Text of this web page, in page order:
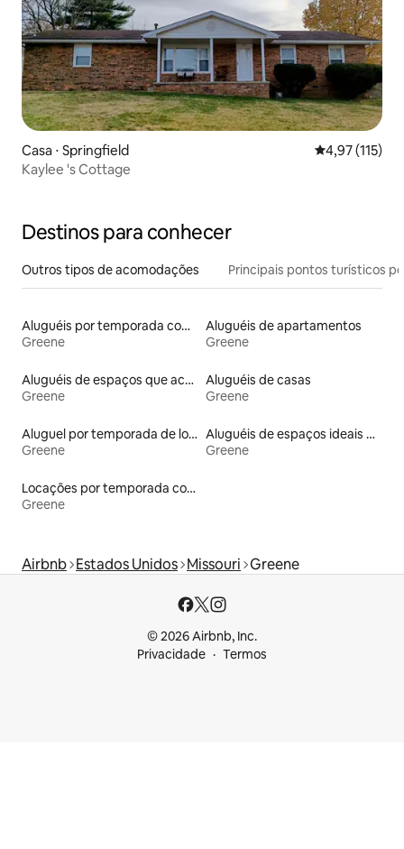
Casa ⋅ Springfield 4,97 de uma
4,97 (115)
Kaylee 's Cottage
Destinos para conhecer
Outros tipos de acomodações Principais pontos turísticos
Aluguéis por temporada com banheira de hidromassagem
Greene
Aluguéis de apartamentos
Greene
Aluguéis de espaços que aceitam animais de estimação
Greene
Aluguéis de casas
Greene
Aluguel por temporada de lofts
Greene
Aluguéis de espaços ideais para famílias
Greene
Locações por temporada com piscina
Greene
Airbnb Estados Unidos Missouri Greene
© 2026 Airbnb, Inc.
Privacidade
Termos